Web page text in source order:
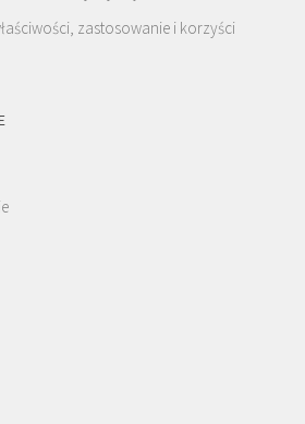
zastosowanie i korzyści